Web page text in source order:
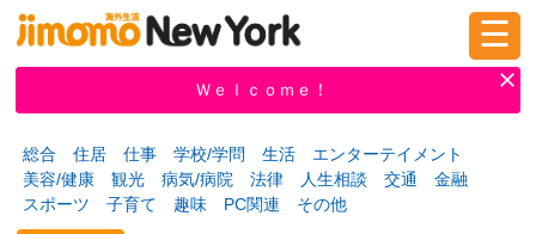
新規登録
掲示板 タウン情報 教えて！
☰
Ｗｅｌｃｏｍｅ！
総合 住居 仕事 学校/学問 生活
エンターテイメント
美容/健康
観光 病気/病院 法律 人生相談 交通
金融
スポーツ
子育て 趣味 PC関連 その他